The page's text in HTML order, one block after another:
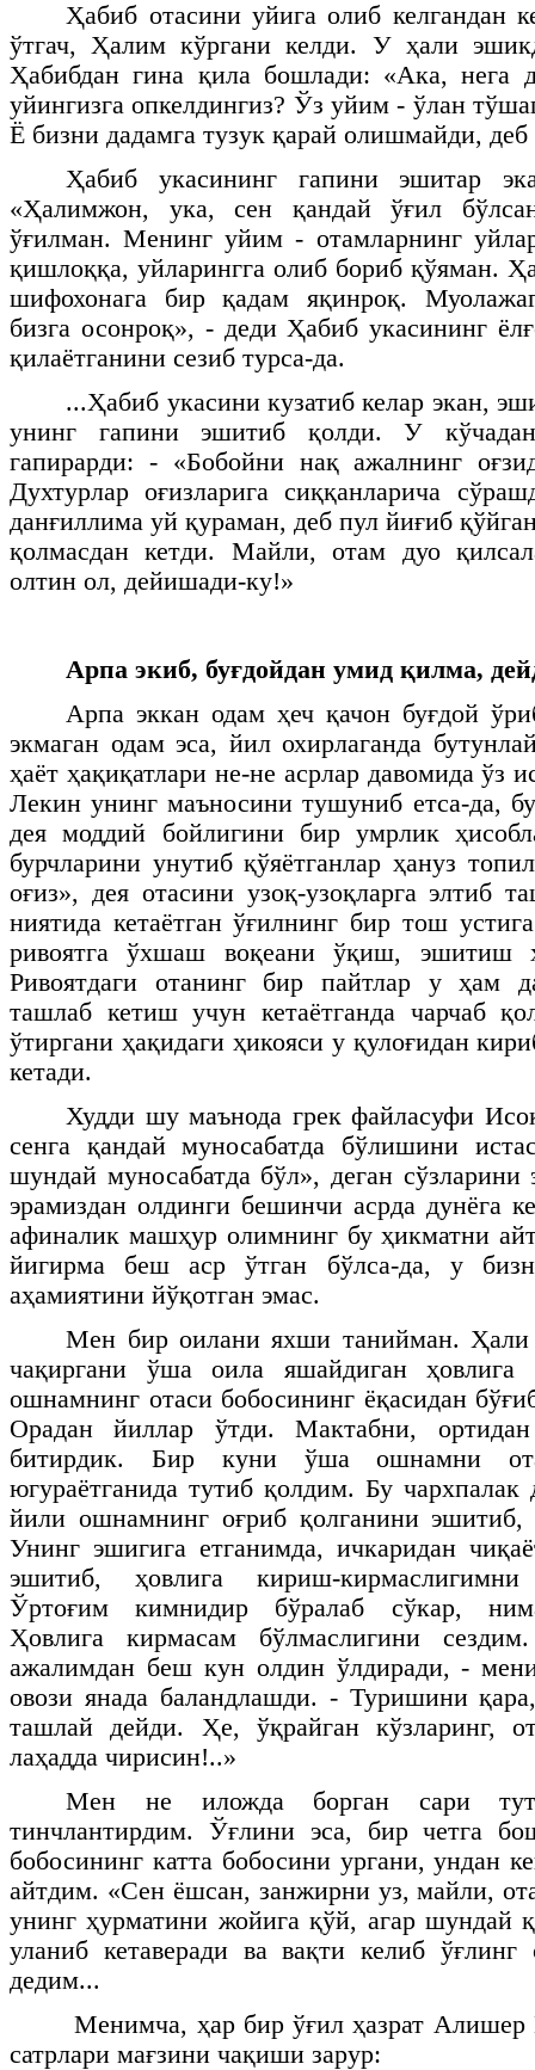
Ҳабиб отасини уйига олиб келгандан
ўтгач, Ҳалим кўргани келди. У ҳали
Ҳабибдан гина қила бошлади: «Ака, нега
уйингизга опкелдингиз? Ўз уйим - ўлан
Ё бизни дадамга тузук қарай олишмайди,
Ҳабиб укасининг гапини эшитар
«Ҳалимжон, ука, сен қандай ўғил
ўғилман. Менинг уйим - отамларнинг
қишлоққа, уйларингга олиб бориб қўяман.
шифохонага бир қадам яқинроқ.
бизга осонроқ», - деди Ҳабиб укасининг
қилаётганини сезиб турса-да.
...Ҳабиб укасини кузатиб келар экан,
унинг гапини эшитиб қолди. У кўчадан
гапирарди: - «Бобойни нақ ажалнинг
Духтурлар оғизларига сиққанларича
данғиллима уй қураман, деб пул йиғиб
қолмасдан кетди. Майли, отам дуо
олтин ол, дейишади-ку!»
Арпа экиб, буғдойдан умид қилма,
Арпа эккан одам ҳеч қачон буғдой
экмаган одам эса, йил охирлаганда
ҳаёт ҳақиқатлари не-не асрлар давомида ўз
Лекин унинг маъносини тушуниб етса-да,
дея моддий бойлигини бир умрлик
бурчларини унутиб қўяётганлар ҳануз
оғиз», дея отасини узоқ-узоқларга элтиб
ниятида кетаётган ўғилнинг бир тош
ривоятга ўхшаш воқеани ўқиш, эшитиш
Ривоятдаги отанинг бир пайтлар у ҳам
ташлаб кетиш учун кетаётганда чарчаб
ўтиргани ҳақидаги ҳикояси у қулоғидан
кетади.
Худди шу маънода грек файласуфи
сенга қандай муносабатда бўлишини
шундай муносабатда бўл», деган сўзларини
эрамиздан олдинги бешинчи асрда дунёга
афиналик машҳур олимнинг бу ҳикматни
йигирма беш аср ўтган бўлса-да, у
аҳамиятини йўқотган эмас.
Мен бир оилани яхши танийман.
чақиргани ўша оила яшайдиган ҳовлига
ошнамнинг отаси бобосининг ёқасидан
Орадан йиллар ўтди. Мактабни,
битирдик. Бир куни ўша ошнамни
югураётганида тутиб қолдим. Бу чархпалак
йили ошнамнинг оғриб қолганини
Унинг эшигига етганимда, ичкаридан
эшитиб, ҳовлига кириш-
Ўртоғим кимнидир бўралаб сўкар,
Ҳовлига кирмасам бўлмаслигини
ажалимдан беш кун олдин ўлдиради, -
овози янада баландлашди. - Туришини
ташлай дейди. Ҳе, ўқрайган кўзларинг,
лаҳадда чирисин!..»
Мен не иложда борган сари
тинчлантирдим. Ўғлини эса, бир четга
бобосининг катта бобосини ургани, ундан
айтдим. «Сен ёшсан, занжирни уз, майли,
унинг ҳурматини жойига қўй, агар шундай
уланиб кетаверади ва вақти келиб ўғлинг
дедим...
Менимча, ҳар бир ўғил ҳазрат Алишер
сатрлари мағзини чақиши зарур: